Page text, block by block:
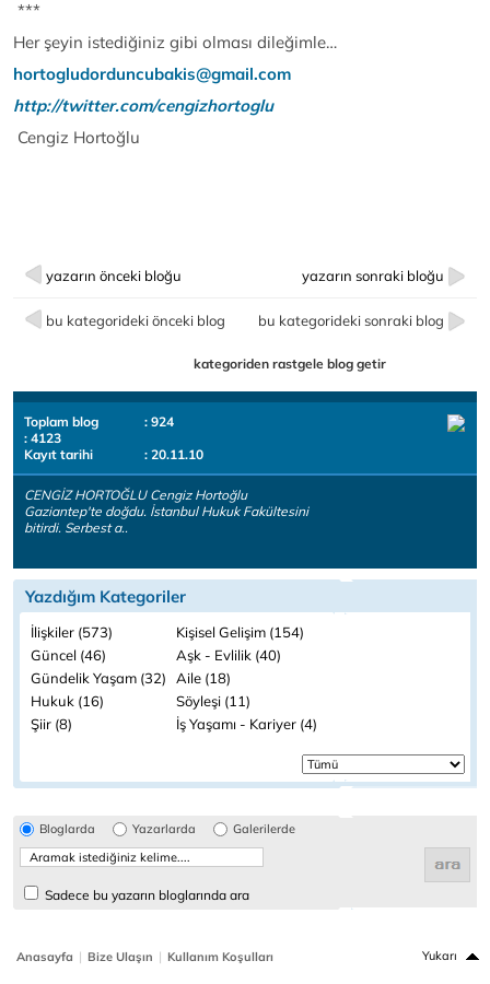
***
Her şeyin istediğiniz gibi olması dileğimle…
hortogludorduncubakis@gmail.com
http://twitter.com/cengizhortoglu
Cengiz Hortoğlu
yazarın önceki bloğu yazarın sonraki bloğu
bu kategorideki önceki blog bu kategorideki sonraki blog
kategoriden rastgele blog getir
Toplam blog
: 924
: 4123
Kayıt tarihi
: 20.11.10
CENGİZ HORTOĞLU Cengiz Hortoğlu
Gaziantep'te doğdu. İstanbul Hukuk Fakültesini
bitirdi. Serbest a..
Yazdığım Kategoriler
İlişkiler (573)
Kişisel Gelişim (154)
Güncel (46)
Aşk - Evlilik (40)
Gündelik Yaşam (32)
Aile (18)
Hukuk (16)
Söyleşi (11)
Şiir (8)
İş Yaşamı - Kariyer (4)
Bloglarda Yazarlarda Galerilerde
Sadece bu yazarın bloglarında ara
Anasayfa | Bize Ulaşın | Kullanım Koşulları Yukarı